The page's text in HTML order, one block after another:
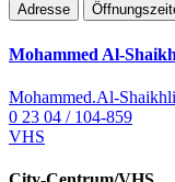
Adresse
Mohammed Al-
Mohammed.Al-
0 23 04 / 104-859
VHS